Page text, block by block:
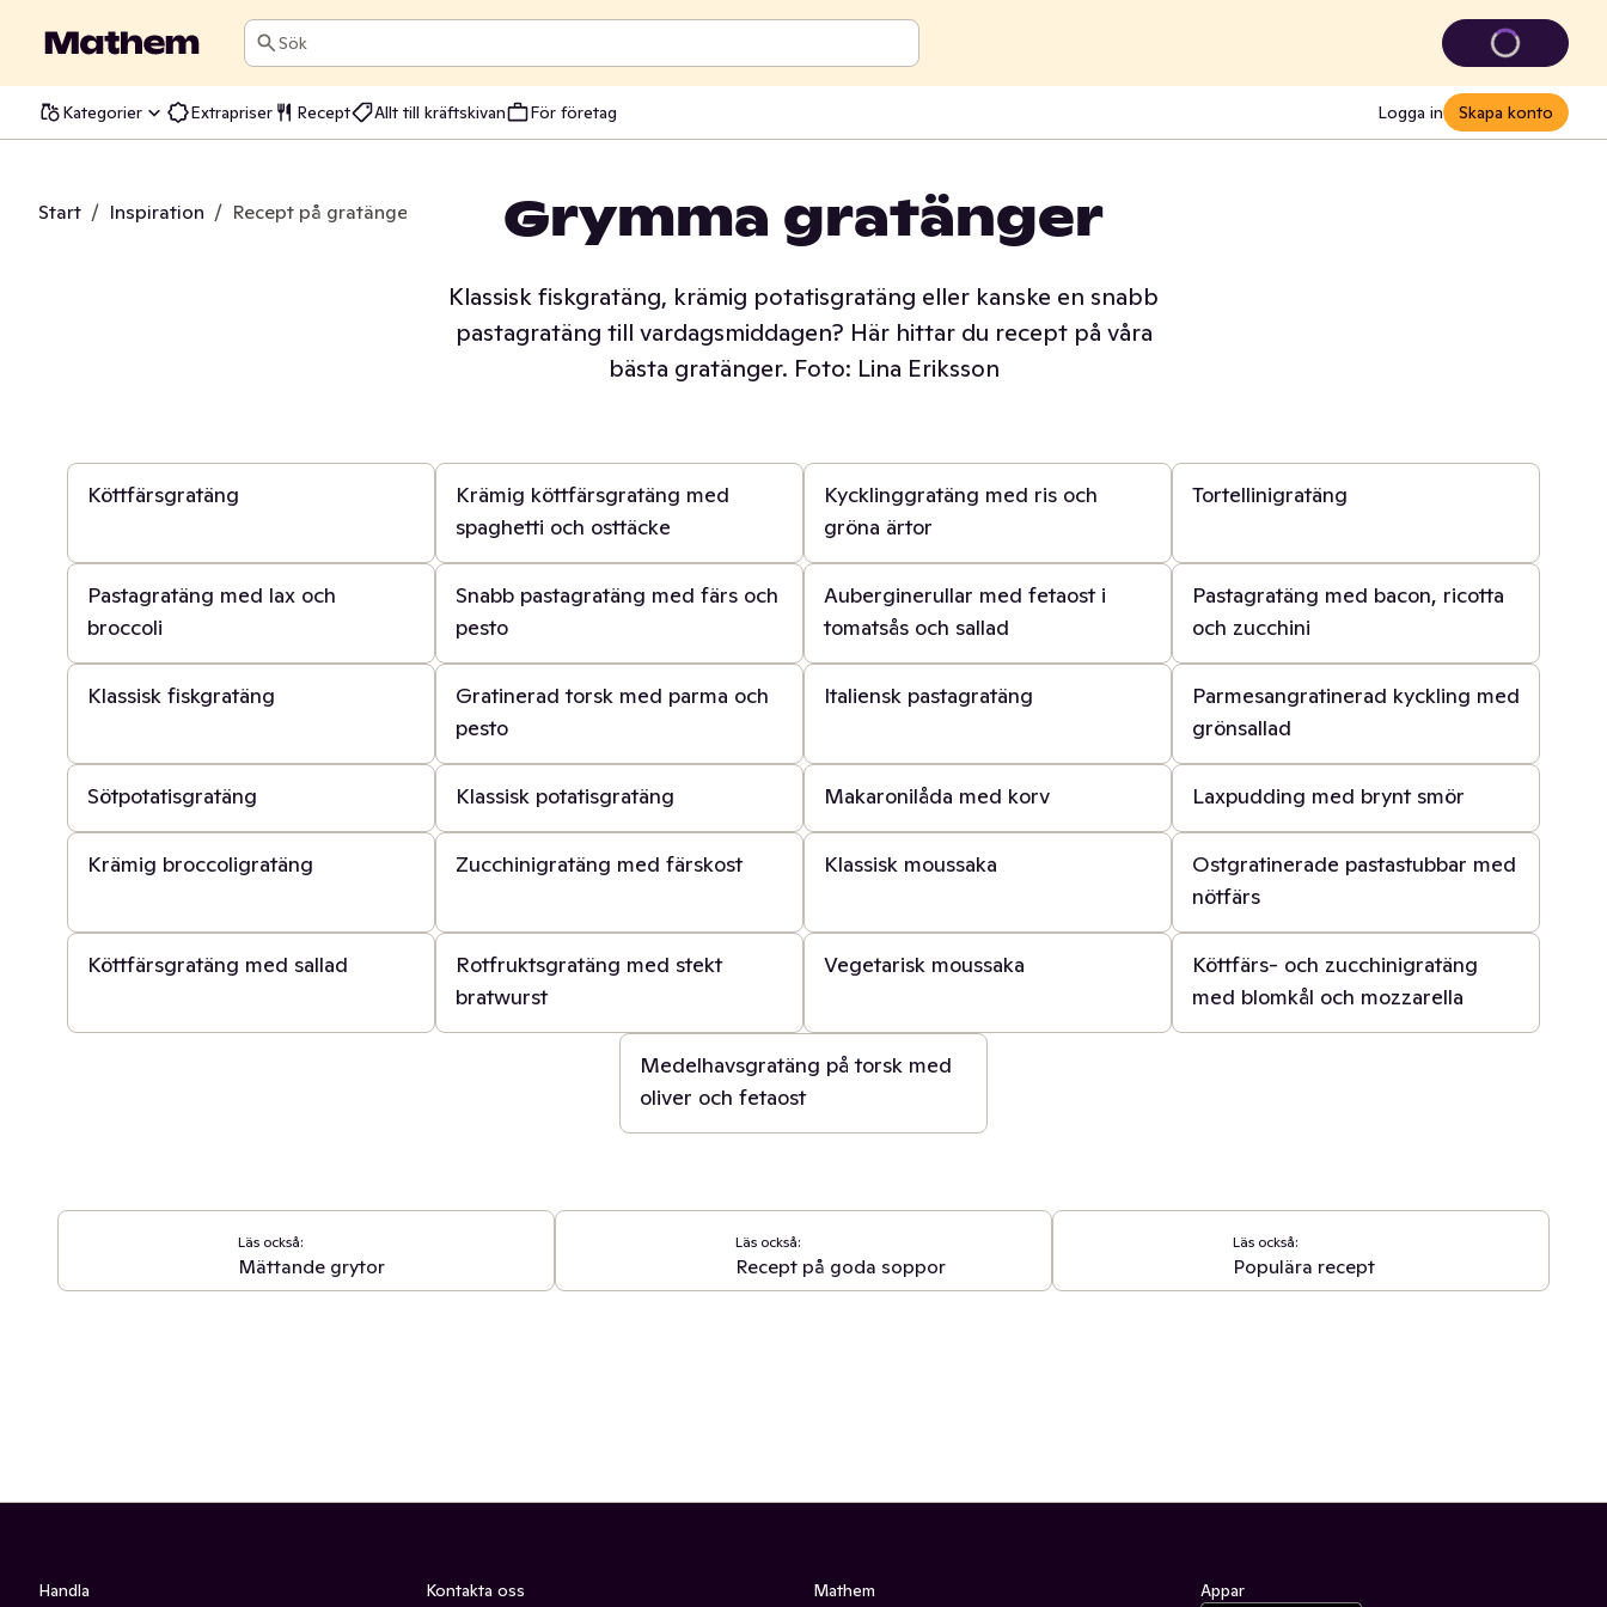
Sök
Kategorier Extrapriser Recept Allt till kräftskivan För företag Logga in Skapa konto
Start / Inspiration / Recept på gratänger - hitta nya familjefavoriter bland våra recept
Grymma gratänger
Klassisk fiskgratäng, krämig potatisgratäng eller kanske en snabb
pastagratäng till vardagsmiddagen? Här hittar du recept på våra
bästa gratänger. Foto: Lina Eriksson
Köttfärsgratäng
Krämig köttfärsgratäng med
spaghetti och osttäcke
Kycklinggratäng med ris och
gröna ärtor
Tortellinigratäng
Pastagratäng med lax och
broccoli
30 min
Snabb pastagratäng med färs och
pesto
40 min
Auberginerullar med fetaost i
tomatsås och sallad
Pastagratäng med bacon, ricotta
och zucchini
1 t
Klassisk fiskgratäng
20 min
Gratinerad torsk med parma och
pesto
45 min
Italiensk pastagratäng
30 min
Parmesangratinerad kyckling med
grönsallad
Sötpotatisgratäng
1 t
Klassisk potatisgratäng Makaronilåda med korv
1 t
Laxpudding med brynt smör
30 min
Krämig broccoligratäng
1 t
Zucchinigratäng med färskost
1 t
Klassisk moussaka
40 min
Ostgratinerade pastastubbar med
nötfärs
Köttfärsgratäng med sallad
Rotfruktsgratäng med stekt
bratwurst
Vegetarisk moussaka
45 min
Köttfärs- och zucchinigratäng
med blomkål och mozzarella
Medelhavsgratäng på torsk med
oliver och fetaost
Läs också:
Mättande grytor
Läs också:
Recept på goda soppor
Läs också:
Populära recept
Handla Kontakta oss Mathem Appar